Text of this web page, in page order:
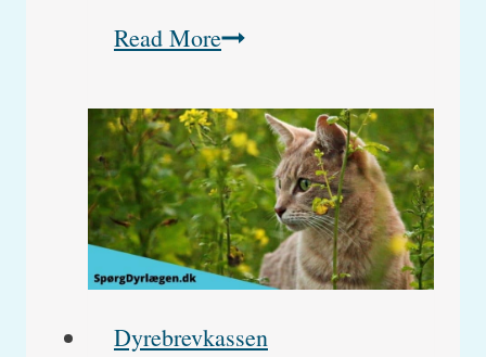
Read MoreØjendråber
hunde
Dyrebrevkassen